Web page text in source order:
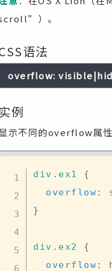
）。
语法
overflow:
例
显示不同的overflow属性
div .ex1
{
overflow :
}
div .ex2
{
overflow :